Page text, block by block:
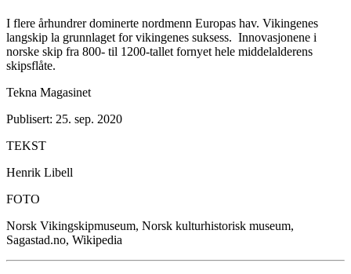
I flere århundrer dominerte nordmenn Europas hav. Vikingenes
langskip la grunnlaget for vikingenes suksess. Innovasjonene i
norske skip fra 800- til 1200-tallet fornyet hele middelalderens
skipsflåte.
Tekna Magasinet
Publisert: 25. sep. 2020
TEKST
Henrik Libell
FOTO
Norsk Vikingskipmuseum, Norsk kulturhistorisk museum,
Sagastad.no, Wikipedia